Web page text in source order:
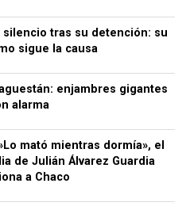
silencio tras su detención: su
sigue la causa
enjambres gigantes
alarma
mató mientras dormía», el
de Julián Álvarez Guardia
a Chaco